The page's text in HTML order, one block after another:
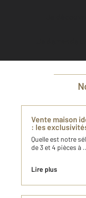
Je
Je demande
Vente maison
: les
Quelle est notre
de 3 et 4 pièces à
Lire plus